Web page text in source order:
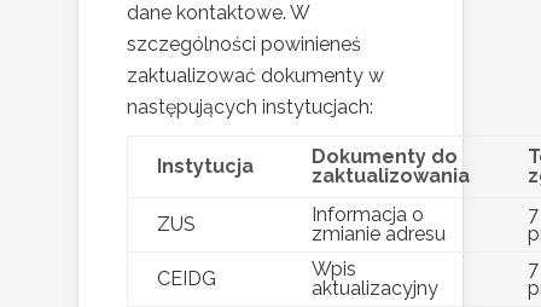
dane kontaktowe. W
szczególności powinieneś
zaktualizować dokumenty w
następujących instytucjach:
Instytucja
Dokumenty do
zaktualizowania
ZUS
Informacja o
zmianie adresu
CEIDG
Wpis
aktualizacyjny